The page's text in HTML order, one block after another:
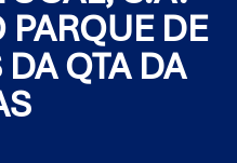
DE
QTA DA